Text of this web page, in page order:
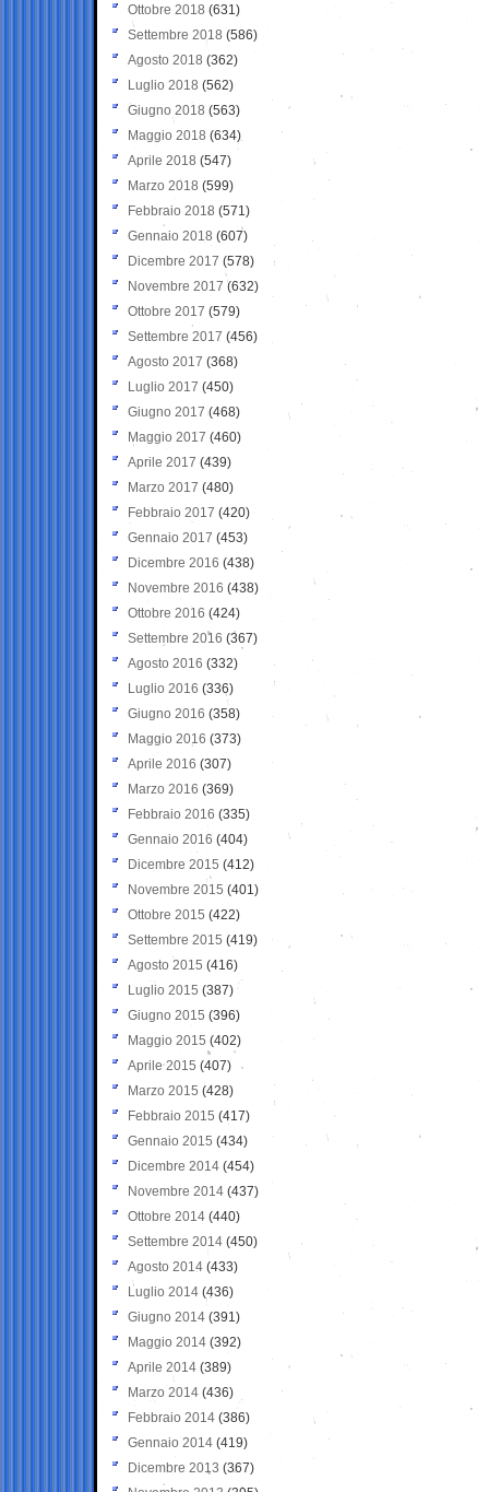
Ottobre 2018 (631)
Settembre 2018 (586)
Agosto 2018 (362)
Luglio 2018 (562)
Giugno 2018 (563)
Maggio 2018 (634)
Aprile 2018 (547)
Marzo 2018 (599)
Febbraio 2018 (571)
Gennaio 2018 (607)
Dicembre 2017 (578)
Novembre 2017 (632)
Ottobre 2017 (579)
Settembre 2017 (456)
Agosto 2017 (368)
Luglio 2017 (450)
Giugno 2017 (468)
Maggio 2017 (460)
Aprile 2017 (439)
Marzo 2017 (480)
Febbraio 2017 (420)
Gennaio 2017 (453)
Dicembre 2016 (438)
Novembre 2016 (438)
Ottobre 2016 (424)
Settembre 2016 (367)
Agosto 2016 (332)
Luglio 2016 (336)
Giugno 2016 (358)
Maggio 2016 (373)
Aprile 2016 (307)
Marzo 2016 (369)
Febbraio 2016 (335)
Gennaio 2016 (404)
Dicembre 2015 (412)
Novembre 2015 (401)
Ottobre 2015 (422)
Settembre 2015 (419)
Agosto 2015 (416)
Luglio 2015 (387)
Giugno 2015 (396)
Maggio 2015 (402)
Aprile 2015 (407)
Marzo 2015 (428)
Febbraio 2015 (417)
Gennaio 2015 (434)
Dicembre 2014 (454)
Novembre 2014 (437)
Ottobre 2014 (440)
Settembre 2014 (450)
Agosto 2014 (433)
Luglio 2014 (436)
Giugno 2014 (391)
Maggio 2014 (392)
Aprile 2014 (389)
Marzo 2014 (436)
Febbraio 2014 (386)
Gennaio 2014 (419)
Dicembre 2013 (367)